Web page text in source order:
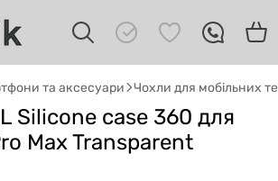
та аксесуари Чохли для мобільних
Silicone case 360 для
Max Transparent
техніки
Я Gazik AI — допоможу